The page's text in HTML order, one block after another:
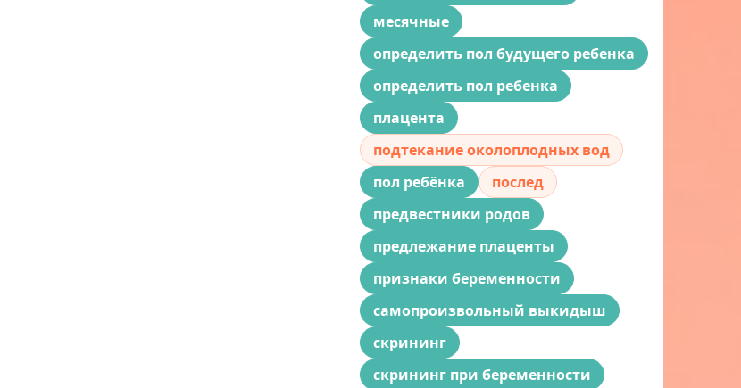
месячные
определить пол будущего ребенка
определить пол ребенка
плацента
подтекание околоплодных вод
пол ребёнка
послед
предвестники родов
предлежание плаценты
признаки беременности
самопроизвольный выкидыш
скрининг
скрининг при беременности